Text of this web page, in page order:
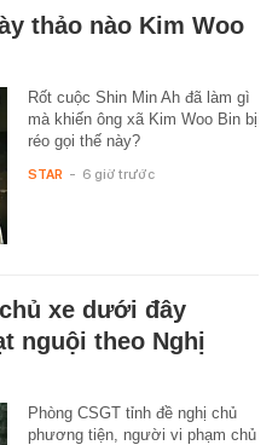
thảo nào Kim Woo
Rốt cuộc Shin Min Ah đã làm gì
mà khiến ông xã Kim Woo Bin bị
réo gọi thế này?
STAR - 6 giờ trước
xe dưới đây
nguội theo Nghị
Phòng CSGT tỉnh đề nghị chủ
phương tiện, người vi phạm chủ